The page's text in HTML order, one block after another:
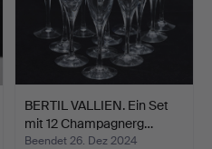
BERTIL VALLIEN. Ein Set
mit 12 Champagnerg…
Beendet 26. Dez 2024